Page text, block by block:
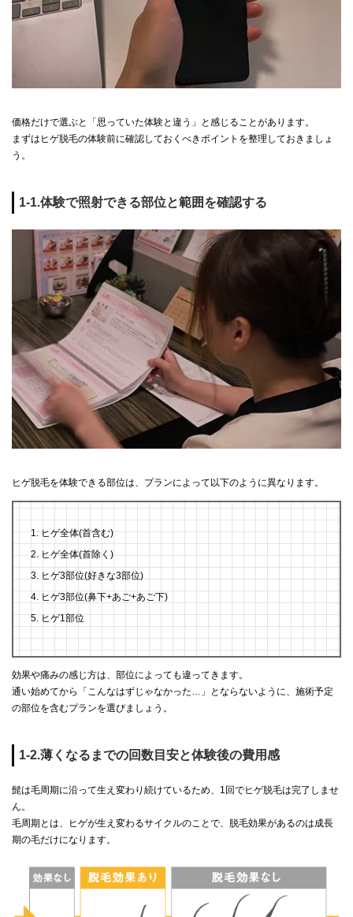
価格だけで選ぶと「思っていた体験と違う」と感じることがあります。
まずはヒゲ脱毛の体験前に確認しておくべきポイントを整理しておきましょ
う。
1-1.体験で照射できる部位と範囲を確認する
ヒゲ脱毛を体験できる部位は、プランによって以下のように異なります。
ヒゲ全体(首含む)
ヒゲ全体(首除く)
ヒゲ3部位(好きな3部位)
ヒゲ3部位(鼻下+あご+あご下)
ヒゲ1部位
効果や痛みの感じ方は、部位によっても違ってきます。
通い始めてから「こんなはずじゃなかった…」とならないように、施術予定
の部位を含むプランを選びましょう。
1-2.薄くなるまでの回数目安と体験後の費用感
髭は毛周期に沿って生え変わり続けているため、1回でヒゲ脱毛は完了しませ
ん。
毛周期とは、ヒゲが生え変わるサイクルのことで、脱毛効果があるのは成長
期の毛だけになります。